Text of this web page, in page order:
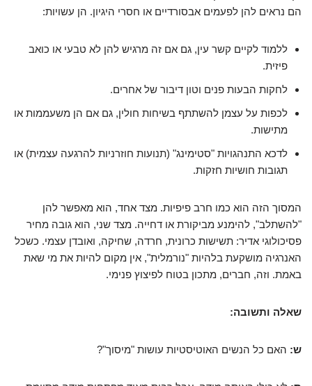
הם נראים להן לפעמים אבסורדיים או חסרי היגיון. הן עשויות:
ללמוד לקיים קשר עין, גם אם זה מרגיש להן לא טבעי או כואב
פיזית.
לחקות הבעות פנים וטון דיבור של אחרים.
לכפות על עצמן להשתתף בשיחות חולין, גם אם הן משעממות או
מתישות.
לדכא התנהגויות "סטימינג" (תנועות חוזרניות להרגעה עצמית) או
תגובות חושיות חזקות.
המסוך הזה הוא כמו חרב פיפיות. מצד אחד, הוא מאפשר להן
"להשתלב", להימנע מביקורת או דחייה. מצד שני, הוא גובה מחיר
פסיכולוגי אדיר: תשישות כרונית, חרדה, שחיקה, ואובדן עצמי. כשכל
האנרגיה מושקעת בלהיות "נורמלית", אין מקום להיות את מי שאת
באמת. וזה, חברים, מתכון בטוח לפיצוץ פנימי.
שאלה ותשובה:
ש: האם כל הנשים האוטיסטיות עושות "מיסוך"?